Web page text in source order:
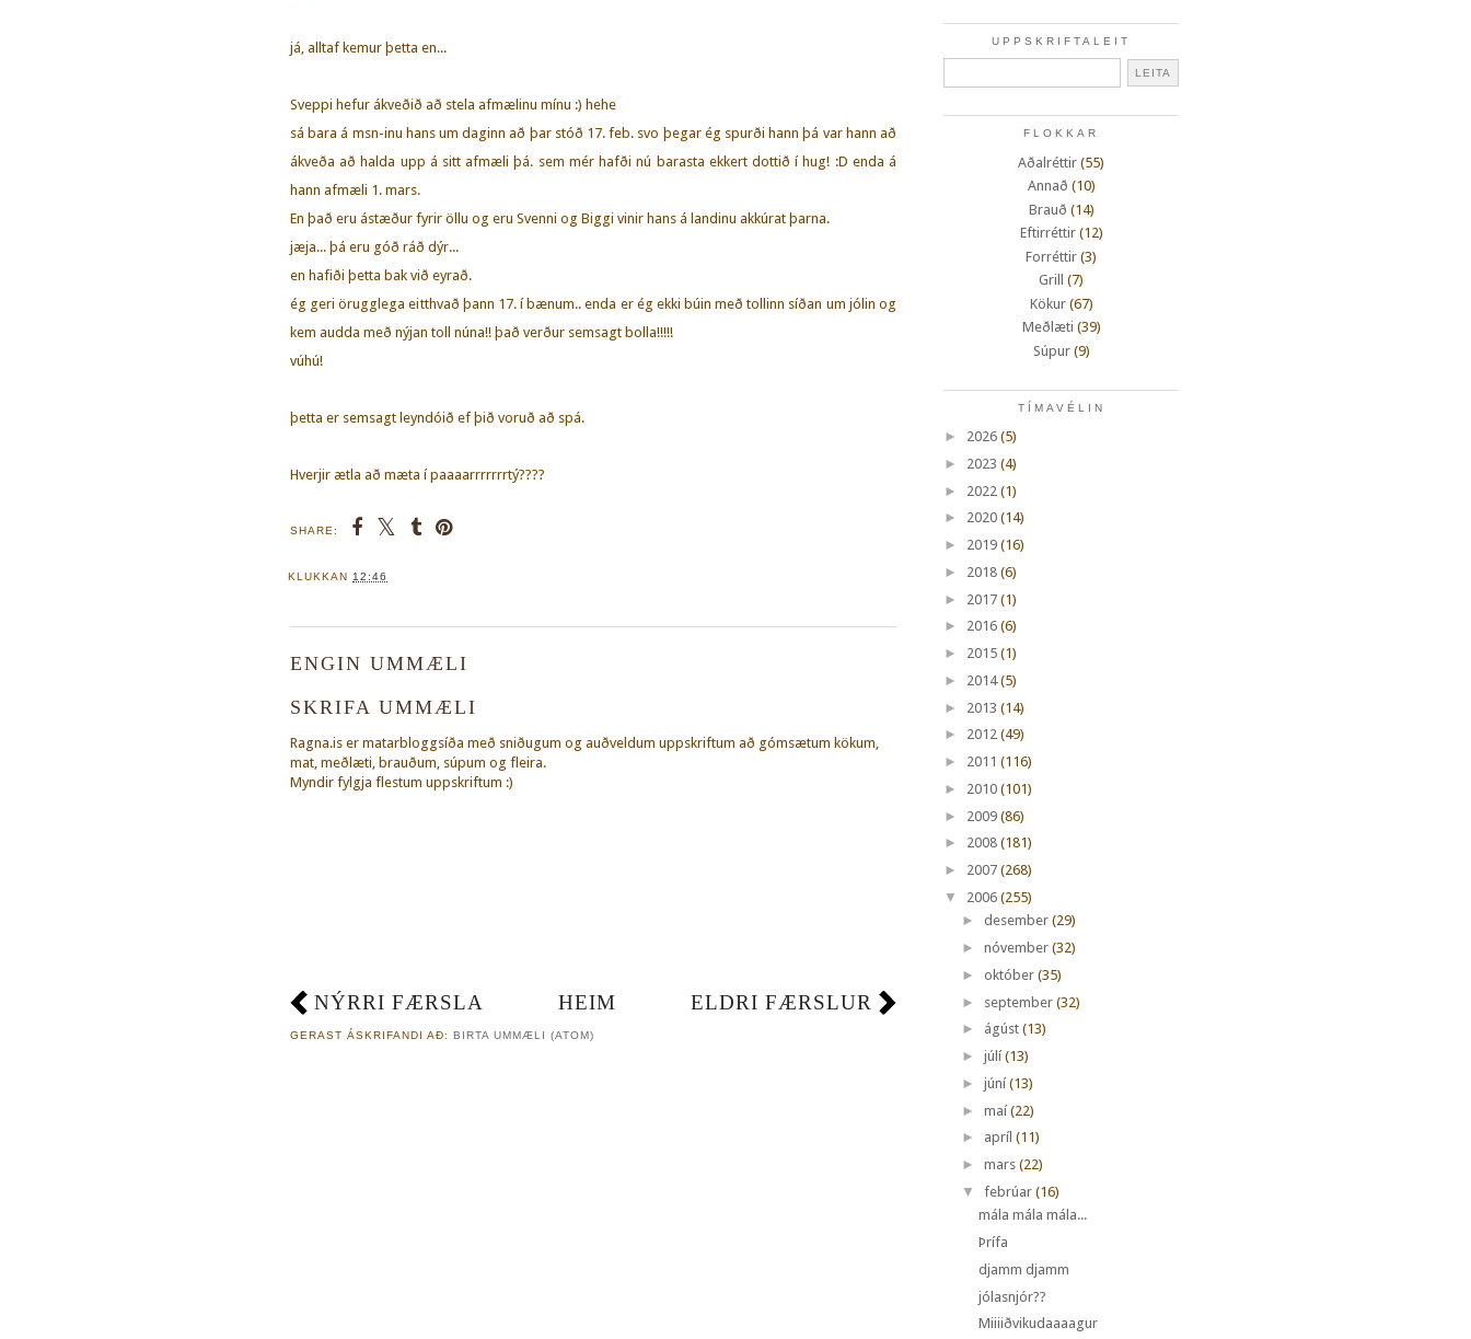
já, alltaf kemur þetta en...
Sveppi hefur ákveðið að stela afmælinu mínu :) hehe
sá bara á msn-inu hans um daginn að þar stóð 17. feb. svo þegar ég spurði hann þá var hann að
ákveða að halda upp á sitt afmæli þá. sem mér hafði nú barasta ekkert dottið í hug! :D enda á
hann afmæli 1. mars.
En það eru ástæður fyrir öllu og eru Svenni og Biggi vinir hans á landinu akkúrat þarna.
jæja... þá eru góð ráð dýr...
en hafiði þetta bak við eyrað.
ég geri örugglega eitthvað þann 17. í bænum.. enda er ég ekki búin með tollinn síðan um jólin og
kem audda með nýjan toll núna!! það verður semsagt bolla!!!!!
vúhú!
þetta er semsagt leyndóið ef þið voruð að spá.
Hverjir ætla að mæta í paaaarrrrrrrtý????
SHARE:
KLUKKAN 12:46
ENGIN UMMÆLI
SKRIFA UMMÆLI
Ragna.is er matarbloggsíða með sniðugum og auðveldum uppskriftum að gómsætum kökum,
mat, meðlæti, brauðum, súpum og fleira.
Myndir fylgja flestum uppskriftum :)
NÝRRI FÆRSLA ELDRI FÆRSLUR
HEIM
GERAST ÁSKRIFANDI AÐ: BIRTA UMMÆLI (ATOM)
UPPSKRIFTALEIT
FLOKKAR
Aðalréttir (55)
Annað (10)
Brauð (14)
Eftirréttir (12)
Forréttir (3)
Grill
(7)
Kökur (67)
Meðlæti (39)
Súpur (9)
TÍMAVÉLIN
► 2026 (5)
► 2023 (4)
► 2022 (1)
► 2020 (14)
► 2019 (16)
► 2018 (6)
► 2017 (1)
► 2016 (6)
► 2015 (1)
► 2014 (5)
► 2013 (14)
► 2012 (49)
► 2011 (116)
► 2010 (101)
► 2009 (86)
► 2008 (181)
► 2007 (268)
▼
2006 (255)
► desember (29)
► nóvember (32)
► október (35)
► september (32)
► ágúst (13)
► júlí (13)
► júní (13)
► maí (22)
► apríl (11)
► mars (22)
▼
febrúar (16)
mála mála mála...
Þrífa
djamm djamm
jólasnjór??
Miiiiðvikudaaaagur